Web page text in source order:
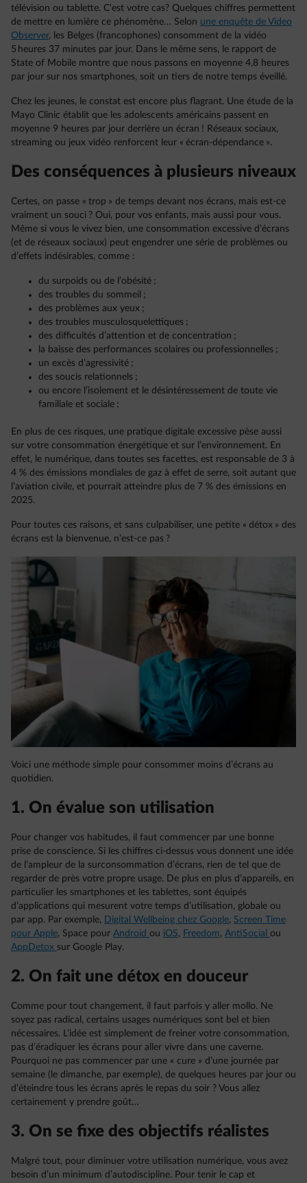
télévision ou tablette. C'est votre cas? Quelques chiffres permettent
de mettre en lumière ce phénomène… Selon une enquête de Video
Observer, les Belges (francophones) consomment de la vidéo
5 heures 37 minutes par jour. Dans le même sens, le rapport de
State of Mobile montre que nous passons en moyenne 4,8 heures
par jour sur nos smartphones, soit un tiers de notre temps éveillé.
Chez les jeunes, le constat est encore plus flagrant. Une étude de la
Mayo Clinic établit que les adolescents américains passent en
moyenne 9 heures par jour derrière un écran ! Réseaux sociaux,
streaming ou jeux vidéo renforcent leur « écran-dépendance ».
Des conséquences à plusieurs niveaux
Certes, on passe « trop » de temps devant nos écrans, mais est-ce
vraiment un souci ? Oui, pour vos enfants, mais aussi pour vous.
Même si vous le vivez bien, une consommation excessive d’écrans
(et de réseaux sociaux) peut engendrer une série de problèmes ou
d’effets indésirables, comme :
du surpoids ou de l’obésité ;
des troubles du sommeil ;
des problèmes aux yeux ;
des troubles musculosquelettiques ;
des difficultés d’attention et de concentration ;
la baisse des performances scolaires ou professionnelles ;
un excès d’agressivité ;
des soucis relationnels ;
ou encore l’isolement et le désintéressement de toute vie
familiale et sociale ;
En plus de ces risques, une pratique digitale excessive pèse aussi
sur votre consommation énergétique et sur l’environnement. En
effet, le numérique, dans toutes ses facettes, est responsable de 3 à
4 % des émissions mondiales de gaz à effet de serre, soit autant que
l’aviation civile, et pourrait atteindre plus de 7 % des émissions en
2025.
Pour toutes ces raisons, et sans culpabiliser, une petite « détox » des
écrans est la bienvenue, n’est-ce pas ?
Voici une méthode simple pour consommer moins d’écrans au
quotidien.
1. On évalue son utilisation
Pour changer vos habitudes, il faut commencer par une bonne
prise de conscience. Si les chiffres ci-dessus vous donnent une idée
de l’ampleur de la surconsommation d’écrans, rien de tel que de
regarder de près votre propre usage. De plus en plus d’appareils, en
particulier les smartphones et les tablettes, sont équipés
d’applications qui mesurent votre temps d’utilisation, globale ou
par app. Par exemple, Digital Wellbeing chez Google, Screen Time
pour Apple, Space pour Android ou iOS, Freedom, AntiSocial ou
AppDetox sur Google Play.
2. On fait une détox en douceur
Comme pour tout changement, il faut parfois y aller mollo. Ne
soyez pas radical, certains usages numériques sont bel et bien
nécessaires. L’idée est simplement de freiner votre consommation,
pas d’éradiquer les écrans pour aller vivre dans une caverne.
Pourquoi ne pas commencer par une « cure » d’une journée par
semaine (le dimanche, par exemple), de quelques heures par jour ou
d’éteindre tous les écrans après le repas du soir ? Vous allez
certainement y prendre goût…
3. On se fixe des objectifs réalistes
Malgré tout, pour diminuer votre utilisation numérique, vous avez
besoin d’un minimum d’autodiscipline. Pour tenir le cap et